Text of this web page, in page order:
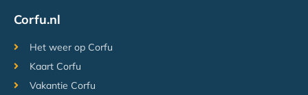
Corfu.nl
Het weer op Corfu
Kaart Corfu
Vakantie Corfu